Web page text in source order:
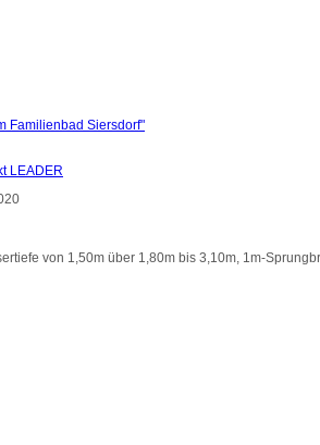
Familienbad Siersdorf"
LEADER
von 1,50m über 1,80m bis 3,10m, 1m-